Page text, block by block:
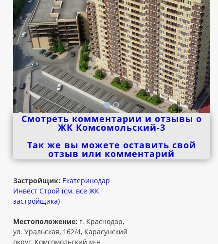
Смотреть комментарии и отзывы о
ЖК Комсомольский-3
Так же вы можете оставить свой
отзыв или комментарий
Застройщик: Екатеринодар
Инвест Строй (см. все ЖК
застройщика)
Местоположение: г. Краснодар,
ул. Уральская, 162/4, Карасунский
округ, Комсомольский м-н